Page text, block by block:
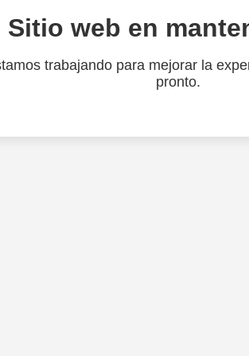
Sitio web en
trabajando para mejorar la
pronto.